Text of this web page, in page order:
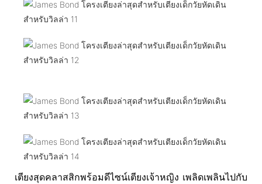
เตียงสุดคลาสสิกพร้อมดีไซน์เตียงเจ้าหญิง เพลิดเพลินไปกับ